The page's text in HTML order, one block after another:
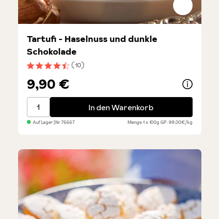
Durchschnittliche Bewertung von 4.6 von 5 Sternen
(10)
Tartufi - Haselnuss und dunkle
Schokolade
9,90 €
Tartufi - Haselnuss und dunkle Schokolade
In den Warenkorb
Auf Lager| Nr.76667 Menge1 x 100gGP: 99,00€/kg